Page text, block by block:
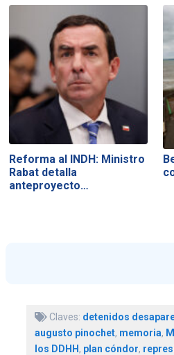
Reforma al INDH: Ministro
Rabat detalla
anteproyecto…
Claves: detenidos
augusto pinochet, memoria,
los DDHH , plan cóndor,